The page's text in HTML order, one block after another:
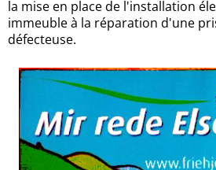
la mise en place de l'installation
immeuble à la réparation d'une
défecteuse.